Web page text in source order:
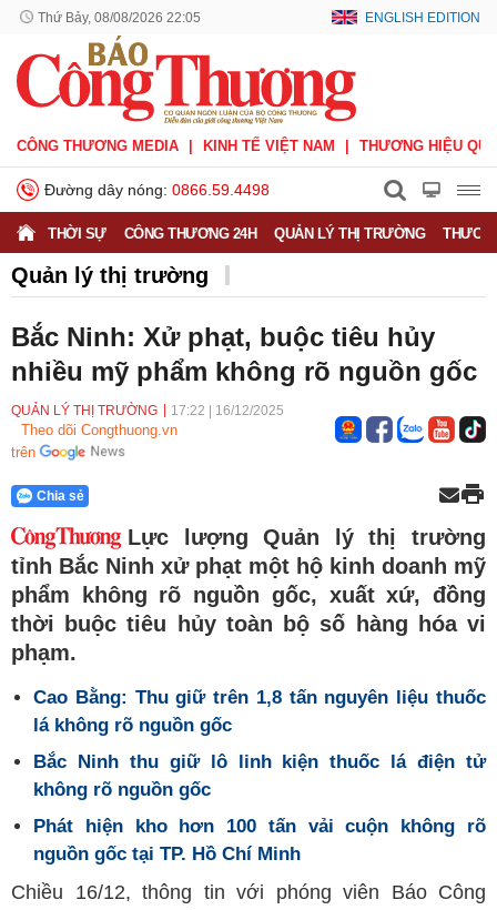
Thứ Bảy, 08/08/2026 22:05 ENGLISH EDITION
CÔNG THƯƠNG MEDIA KINH TẾ VIỆT NAM THƯƠNG HIỆU
Đường dây nóng: 0866.59.4498
THỜI SỰ CÔNG THƯƠNG 24H QUẢN LÝ THỊ TRƯỜNG
Quản lý thị trường
Bắc Ninh: Xử phạt, buộc tiêu hủy
nhiều mỹ phẩm không rõ nguồn gốc
QUẢN LÝ THỊ TRƯỜNG 17:22 16/12/2025
Theo dõi Congthuong.vn
trên
Chia sẻ
Lực lượng Quản lý thị trường
tỉnh Bắc Ninh xử phạt một hộ kinh doanh mỹ
phẩm không rõ nguồn gốc, xuất xứ, đồng
thời buộc tiêu hủy toàn bộ số hàng hóa vi
phạm.
Cao Bằng: Thu giữ trên 1,8 tấn nguyên liệu thuốc
lá không rõ nguồn gốc
Bắc Ninh thu giữ lô linh kiện thuốc lá điện tử
không rõ nguồn gốc
Phát hiện kho hơn 100 tấn vải cuộn không rõ
nguồn gốc tại TP. Hồ Chí Minh
Chiều 16/12, thông tin với phóng viên Báo Công